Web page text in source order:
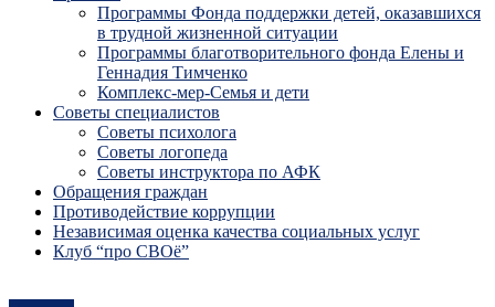
Программы Фонда поддержки детей, оказавшихся
в трудной жизненной ситуации
Программы благотворительного фонда Елены и
Геннадия Тимченко
Комплекс-мер-Семья и дети
Советы специалистов
Советы психолога
Советы логопеда
Советы инструктора по АФК
Обращения граждан
Противодействие коррупции
Независимая оценка качества социальных услуг
Клуб “про СВОё”